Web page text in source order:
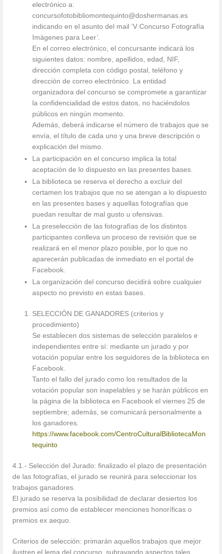
electrónico a:
concursofotobibliomontequinto@doshermanas.es
indicando en el asunto del mail ‘V Concurso Fotografía
Imágenes para Leer’.
En el correo electrónico, el concursante indicará los
siguientes datos: nombre, apellidos, edad, NIF,
dirección completa con código postal, teléfono y
dirección de correo electrónico. La entidad
organizadora del concurso se compromete a garantizar
la confidencialidad de estos datos, no haciéndolos
públicos en ningún momento.
Además, deberá indicarse el número de trabajos que se
envía, el título de cada uno y una breve descripción o
explicación del mismo.
La participación en el concurso implica la total
aceptación de lo dispuesto en las presentes bases.
La biblioteca se reserva el derecho a excluir del
certamen los trabajos que no se atengan a lo dispuesto
en las presentes bases y aquellas fotografías que
puedan resultar de mal gusto u ofensivas.
La preselección de las fotografías de los distintos
participantes conlleva un proceso de revisión que se
realizará en el menor plazo posible, por lo que no
aparecerán publicadas de inmediato en el portal de
Facebook.
La organización del concurso decidirá sobre cualquier
aspecto no previsto en estas bases.
SELECCIÓN DE GANADORES (criterios y
procedimiento)
Se establecen dos sistemas de selección paralelos e
independientes entre sí: mediante un jurado y por
votación popular entre los seguidores de la biblioteca en
Facebook.
Tanto el fallo del jurado como los resultados de la
votación popular son inapelables y se harán públicos en
la página de la biblioteca en Facebook el viernes 25 de
septiembre; además, se comunicará personalmente a
los ganadores.
https://www.facebook.com/CentroCulturalBibliotecaMon
tequinto
4.1.- Selección del Jurado: finalizado el plazo de presentación
de las fotografías, el jurado se reunirá para seleccionar los
trabajos ganadores.
El jurado se reserva la posibilidad de declarar desiertos los
premios así como de establecer menciones honoríficas o
premios ex aequo.
Criterios de selección: primarán aquellos trabajos que mejor
ilustren el lema del concurso, subrayando aspectos tales